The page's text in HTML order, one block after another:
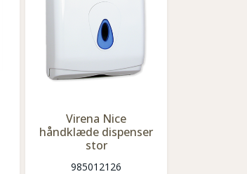
Virena Nice
håndklæde dispenser
stor
985012126